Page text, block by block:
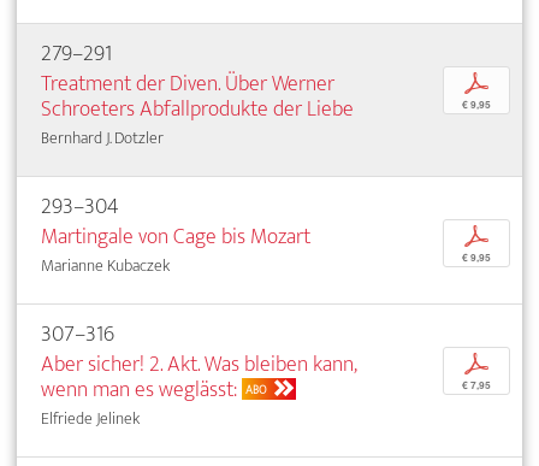
279–291
Treatment der Diven. Über Werner
Schroeters Abfallprodukte der Liebe
Bernhard J. Dotzler
p
€ 9,95
293–304
Martingale von Cage bis Mozart
Marianne Kubaczek
p
€ 9,95
307–316
Aber sicher! 2. Akt. Was bleiben kann,
wenn man es weglässt: ABO
Elfriede Jelinek
p
€ 7,95